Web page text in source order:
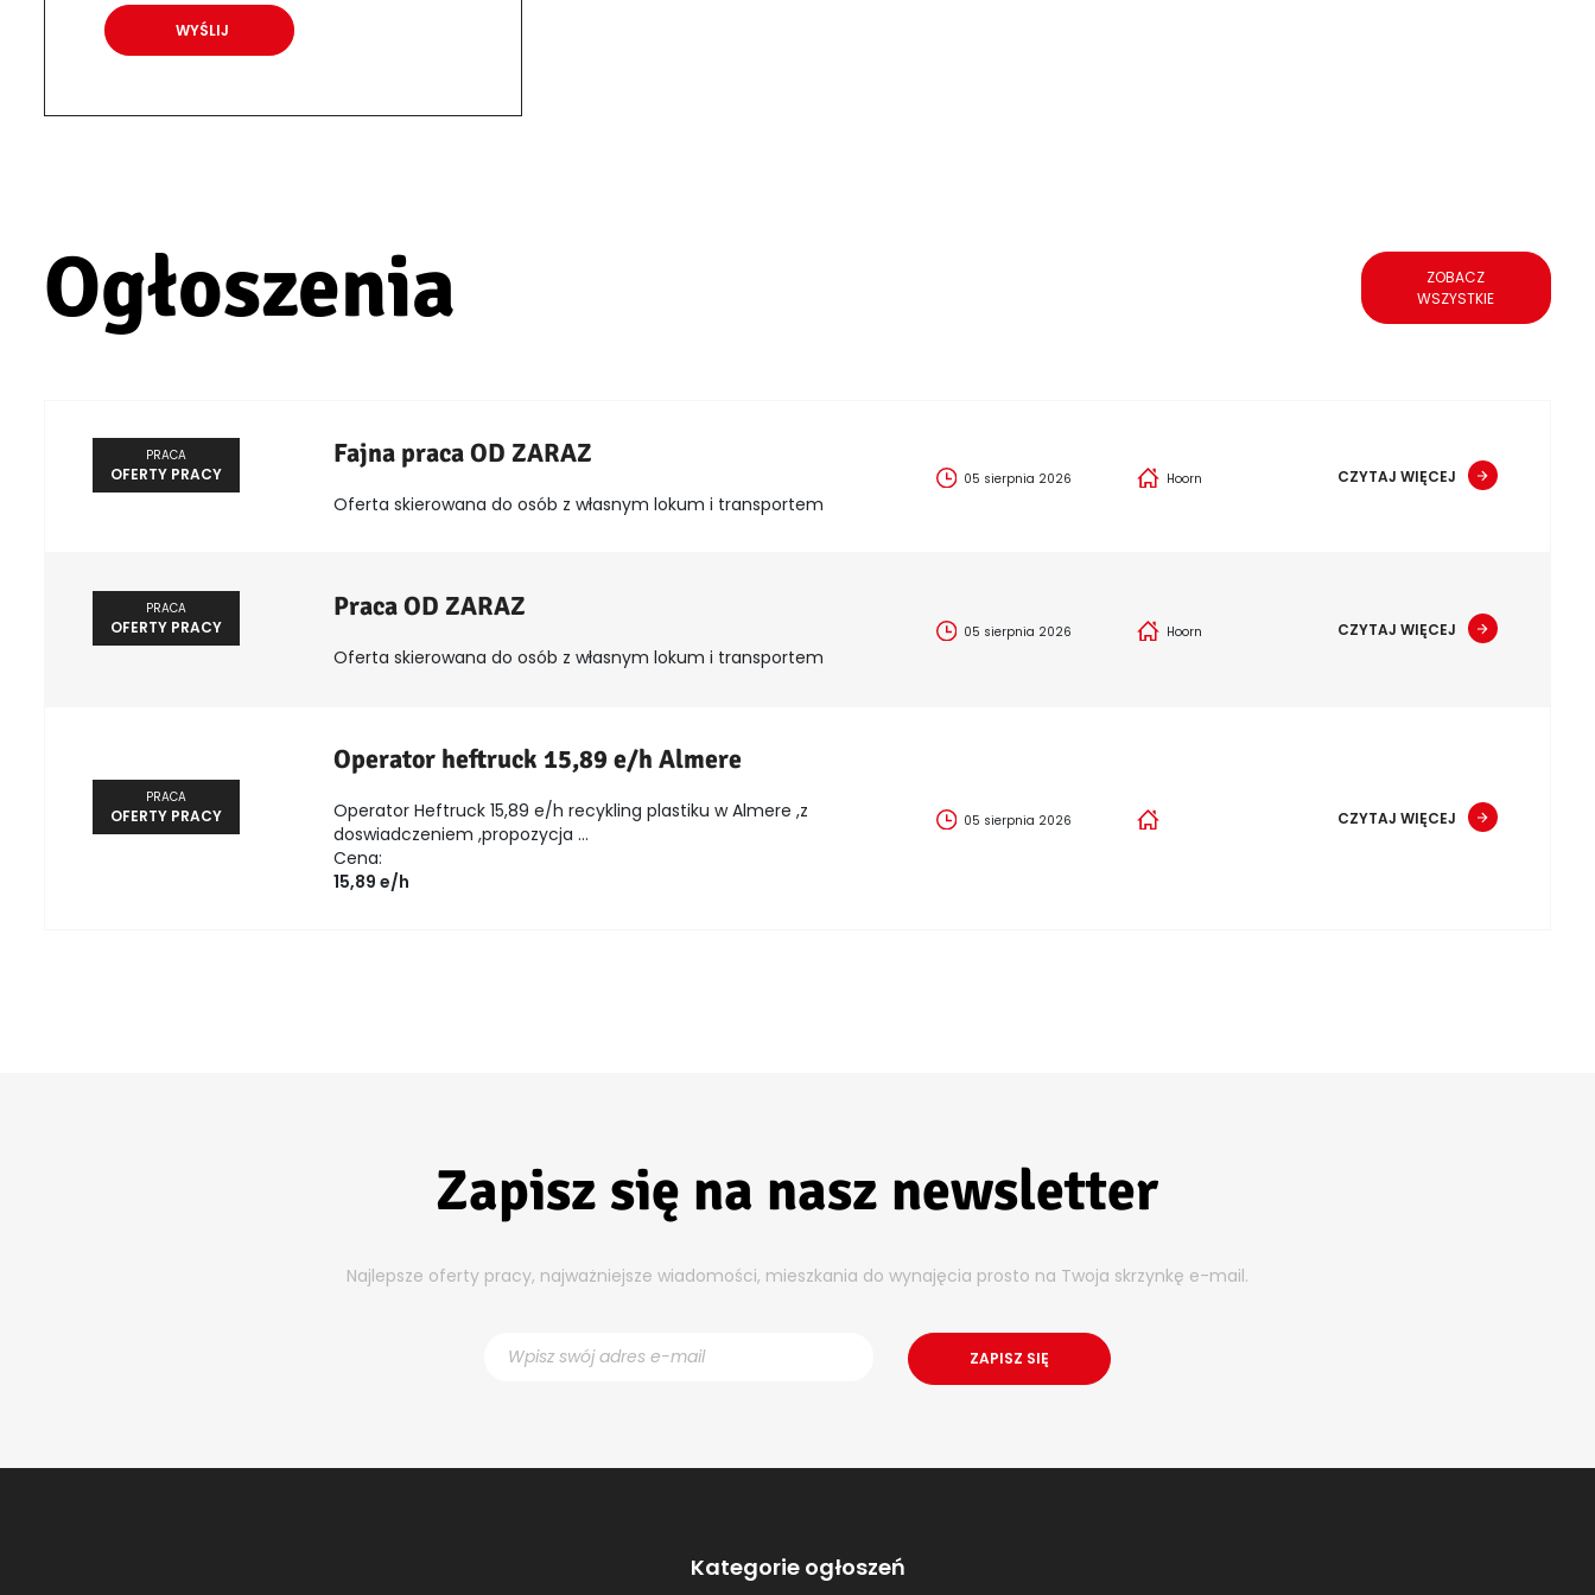
Ogłoszenia
ZOBACZ
WSZYSTKIE
PRACA
OFERTY PRACY
Fajna praca OD ZARAZ
Oferta skierowana do osób z własnym lokum i transportem
05 sierpnia 2026 Hoorn CZYTAJ WIĘCEJ
PRACA
OFERTY PRACY
Praca OD ZARAZ
Oferta skierowana do osób z własnym lokum i transportem
05 sierpnia 2026 Hoorn CZYTAJ WIĘCEJ
PRACA
OFERTY PRACY
Operator heftruck 15,89 e/h Almere
Operator Heftruck 15,89 e/h recykling plastiku w Almere ,z
doswiadczeniem ,propozycja ...
Cena:
15,89 e/h
05 sierpnia 2026 CZYTAJ WIĘCEJ
Zapisz się na nasz newsletter
Najlepsze oferty pracy, najważniejsze wiadomości, mieszkania do wynajęcia prosto na Twoja skrzynkę e-mail.
Kategorie ogłoszeń